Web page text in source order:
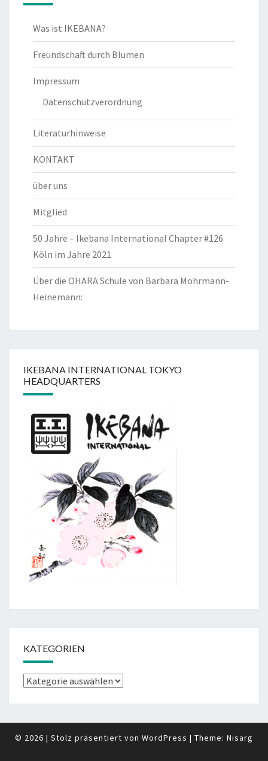
Was ist IKEBANA?
Freundschaft durch Blumen
Impressum
Datenschutzverordnung
Literaturhinweise
KONTAKT
über uns
Mitglied
50 Jahre – Ikebana International Chapter #126
Köln im Jahre 2021
Über die OHARA Schule von Barbara Mohrmann-
Heinemann:
IKEBANA INTERNATIONAL TOKYO
HEADQUARTERS
KATEGORIEN
Kategorien
© 2026 | Stolz präsentiert von WordPress | Theme: Nisarg